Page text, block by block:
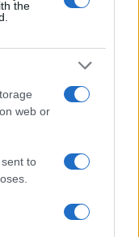
the
web or
to